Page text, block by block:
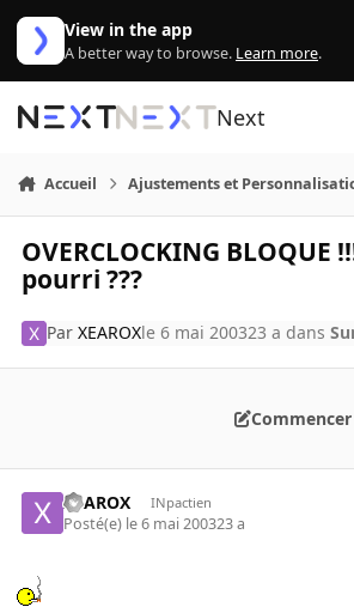
Aller au contenu
View in the app
A better way to browse. Learn more.
Next
Accueil Ajustements et
OVERCLOCKING BLOQUE
pourri ???
ParXEAROXle 6 mai 200323 a dans
XEAROX INpactien
Posté(e) le 6 mai 200323 a